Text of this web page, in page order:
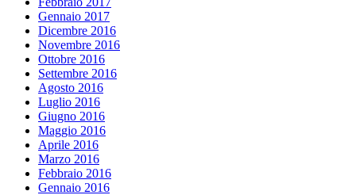
Gennaio 2017
Dicembre 2016
Novembre 2016
Ottobre 2016
Settembre 2016
Agosto 2016
Luglio 2016
Giugno 2016
Maggio 2016
Aprile 2016
Marzo 2016
Febbraio 2016
Gennaio 2016